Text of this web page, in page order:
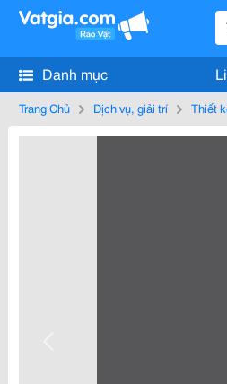
Danh mục
Trang Chủ Dịch vụ, giải trí Thiết